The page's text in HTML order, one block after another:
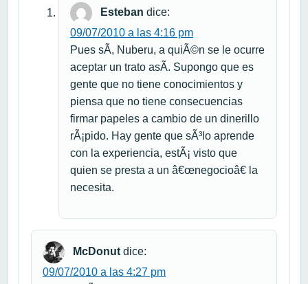
Esteban dice:
09/07/2010 a las 4:16 pm
Pues sÃ­, Nuberu, a quiÃ©n se le ocurre
aceptar un trato asÃ­. Supongo que es
gente que no tiene conocimientos y
piensa que no tiene consecuencias
firmar papeles a cambio de un dinerillo
rÃ¡pido. Hay gente que sÃ³lo aprende
con la experiencia, estÃ¡ visto que
quien se presta a un â€œnegocioâ€ la
necesita.
McDonut dice:
09/07/2010 a las 4:27 pm